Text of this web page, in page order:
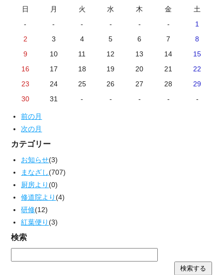
日 月 火 水 木 金
土
-
- - - - -
1
2
3 4 5 6 7
8
9
10 11 12 13 14
15
16
17 18 19 20 21
22
23
24 25 26 27 28
29
30
31 - - - - -
前の月
次の月
カテゴリー
お知らせ(3)
まなざし(707)
厨房より(0)
修道院より(4)
研修(12)
紅葉便り(3)
検索